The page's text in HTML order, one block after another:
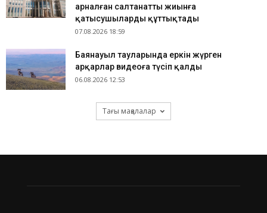
арналған салтанатты жиынға
қатысушыларды құттықтады
07.08.2026 18:59
Баянауыл тауларында еркін жүрген
арқарлар видеоға түсіп қалды
06.08.2026 12:53
Тағы мақалалар